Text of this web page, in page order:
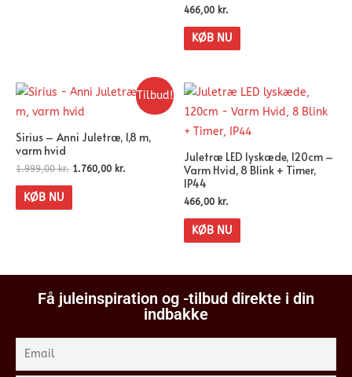
466,00 kr.
KØB NU
Tilbud!
Sirius – Anni Juletræ, 1,8 m,
varm hvid
1.999,00kr. 1.760,00 kr.
KØB NU
Juletræ LED lyskæde, 120cm –
Varm Hvid, 8 Blink + Timer,
IP44
466,00 kr.
KØB NU
Få juleinspiration og -tilbud direkte i din
indbakke